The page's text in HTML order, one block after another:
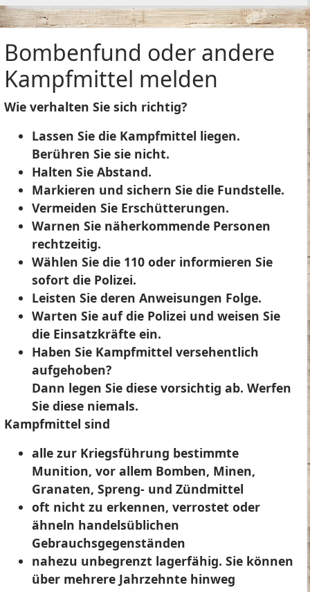
Bombenfund oder andere
Kampfmittel melden
Wie verhalten Sie sich richtig?
Lassen Sie die Kampfmittel liegen.
Berühren Sie sie nicht.
Halten Sie Abstand.
Markieren und sichern Sie die Fundstelle.
Vermeiden Sie Erschütterungen.
Warnen Sie näherkommende Personen
rechtzeitig.
Wählen Sie die 110 oder informieren Sie
sofort die Polizei.
Leisten Sie deren Anweisungen Folge.
Warten Sie auf die Polizei und weisen Sie
die Einsatzkräfte ein.
Haben Sie Kampfmittel versehentlich
aufgehoben?
Dann legen Sie diese vorsichtig ab. Werfen
Sie diese niemals.
Kampfmittel sind
alle zur Kriegsführung bestimmte
Munition, vor allem Bomben, Minen,
Granaten, Spreng- und Zündmittel
oft nicht zu erkennen, verrostet oder
ähneln handelsüblichen
Gebrauchsgegenständen
nahezu unbegrenzt lagerfähig. Sie können
über mehrere Jahrzehnte hinweg